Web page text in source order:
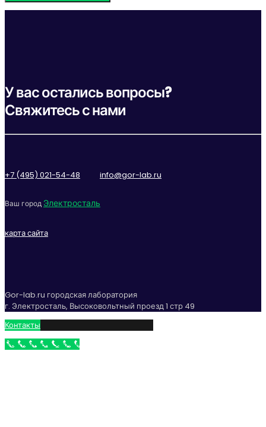
У вас остались вопросы?
Свяжитесь с нами
+7 (495) 021-54-48 info@gor-lab.ru
Ваш город Электросталь
карта сайта
Gor-lab.ru городская лаборатория
г. Электросталь, Высоковольтный проезд 1 стр 49
Контакты
Бесплатный звонок